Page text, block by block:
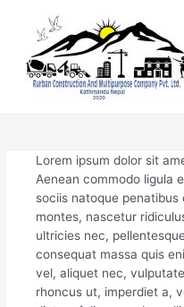
content
Lorem ipsum dolor sit
Aenean commodo ligula
sociis natoque
montes, nascetur
ultricies nec,
consequat massa quis
vel, aliquet nec,
rhoncus ut, imperdiet a,